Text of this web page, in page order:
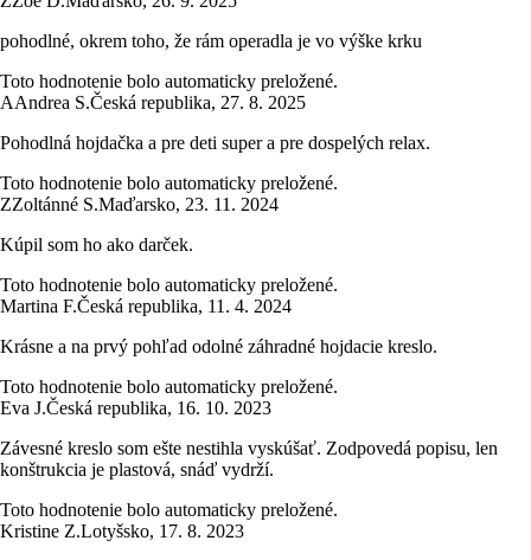
pohodlné, okrem toho, že rám operadla je vo výške krku
Toto hodnotenie bolo automaticky preložené.
AAndrea S.Česká republika, 27. 8. 2025
Pohodlná hojdačka a pre deti super a pre dospelých relax.
Toto hodnotenie bolo automaticky preložené.
ZZoltánné S.Maďarsko, 23. 11. 2024
Kúpil som ho ako darček.
Toto hodnotenie bolo automaticky preložené.
Martina F.Česká republika, 11. 4. 2024
Krásne a na prvý pohľad odolné záhradné hojdacie kreslo.
Toto hodnotenie bolo automaticky preložené.
Eva J.Česká republika, 16. 10. 2023
Závesné kreslo som ešte nestihla vyskúšať. Zodpovedá popisu, len
konštrukcia je plastová, snáď vydrží.
Toto hodnotenie bolo automaticky preložené.
Kristine Z.Lotyšsko, 17. 8. 2023